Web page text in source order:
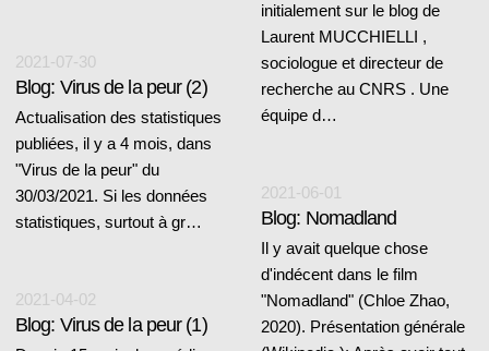
initialement sur le blog de
Laurent MUCCHIELLI ,
sociologue et directeur de
recherche au CNRS . Une
équipe d…
2021-07-30
Blog: Virus de la peur (2)
Actualisation des statistiques
publiées, il y a 4 mois, dans
"Virus de la peur" du
30/03/2021. Si les données
statistiques, surtout à gr…
2021-06-01
Blog: Nomadland
Il y avait quelque chose
d'indécent dans le film
"Nomadland" (Chloe Zhao,
2020). Présentation générale
2021-04-02
Blog: Virus de la peur (1)